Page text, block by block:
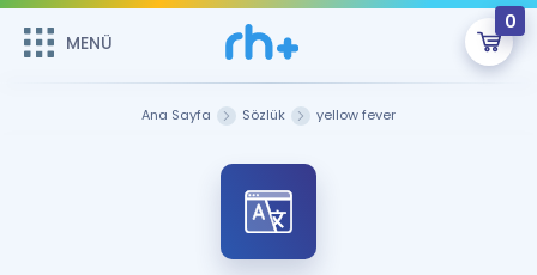
MENÜ
0
Sepetin Şu An Boş.
Remzi Hoca ile seni sınava hazırlayacak onlarca eğitim seni
bekliyor!
MENÜ
Ana Sayfa Sözlük yellow fever